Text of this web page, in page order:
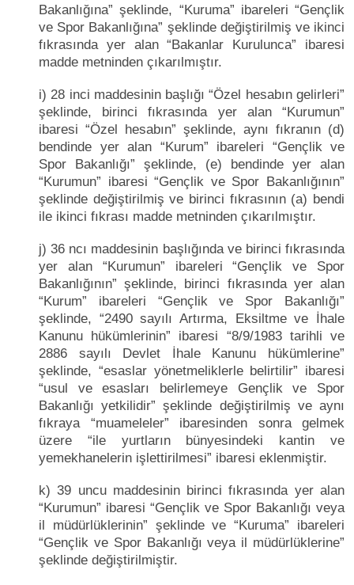
Bakanlığına” şeklinde, “Kuruma” ibareleri “Gençlik
ve Spor Bakanlığına” şeklinde değiştirilmiş ve ikinci
fıkrasında yer alan “Bakanlar Kurulunca” ibaresi
madde metninden çıkarılmıştır.
i) 28 inci maddesinin başlığı “Özel hesabın gelirleri”
şeklinde, birinci fıkrasında yer alan “Kurumun”
ibaresi “Özel hesabın” şeklinde, aynı fıkranın (d)
bendinde yer alan “Kurum” ibareleri “Gençlik ve
Spor Bakanlığı” şeklinde, (e) bendinde yer alan
“Kurumun” ibaresi “Gençlik ve Spor Bakanlığının”
şeklinde değiştirilmiş ve birinci fıkrasının (a) bendi
ile ikinci fıkrası madde metninden çıkarılmıştır.
j) 36 ncı maddesinin başlığında ve birinci fıkrasında
yer alan “Kurumun” ibareleri “Gençlik ve Spor
Bakanlığının” şeklinde, birinci fıkrasında yer alan
“Kurum” ibareleri “Gençlik ve Spor Bakanlığı”
şeklinde, “2490 sayılı Artırma, Eksiltme ve İhale
Kanunu hükümlerinin” ibaresi “8/9/1983 tarihli ve
2886 sayılı Devlet İhale Kanunu hükümlerine”
şeklinde, “esaslar yönetmeliklerle belirtilir” ibaresi
“usul ve esasları belirlemeye Gençlik ve Spor
Bakanlığı yetkilidir” şeklinde değiştirilmiş ve aynı
fıkraya “muameleler” ibaresinden sonra gelmek
üzere “ile yurtların bünyesindeki kantin ve
yemekhanelerin işlettirilmesi” ibaresi eklenmiştir.
k) 39 uncu maddesinin birinci fıkrasında yer alan
“Kurumun” ibaresi “Gençlik ve Spor Bakanlığı veya
il müdürlüklerinin” şeklinde ve “Kuruma” ibareleri
“Gençlik ve Spor Bakanlığı veya il müdürlüklerine”
şeklinde değiştirilmiştir.